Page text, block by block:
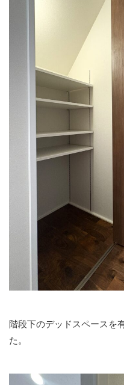
階段下のデッドスペースを
た。